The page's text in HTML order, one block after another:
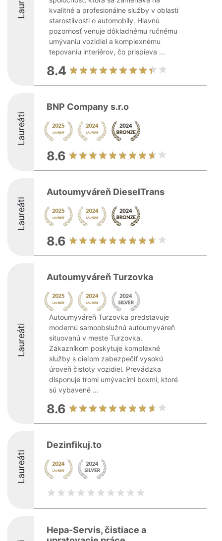
kvalitné a profesionálne služby v oblasti
starostlivosti o automobily. Hlavnú
pozornosť venuje dôkladnému ručnému
umývaniu vozidiel a komplexnému
tepovaniu interiérov, čo prispieva ...
8.4
Laureáti
BNP Company s.r.o
8.6
Laureáti
Autoumyváreň DieselTrans
8.6
Laureáti
Autoumyváreň Turzovka
Autoumyváreň Turzovka predstavuje
modernú samoobslužnú autoumyváreň
situovanú v meste Turzovka.
Zákazníkom poskytuje komplexné
služby s cieľom zabezpečiť vysokú
úroveň čistoty vozidiel. Prevádzka
disponuje tromi umývacími boxmi, ktoré
sú vybavené ...
8.6
Laureáti
Dezinfikuj.to
Hepa-Servis, čistiace a